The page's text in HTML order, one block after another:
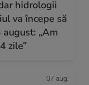
hidrologii
va începe să
„Am
zile”
07 aug.